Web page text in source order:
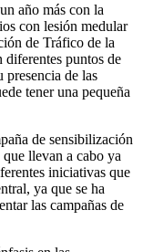
año más con la
con lesión medular
de Tráfico de la
diferentes puntos de
presencia de las
tener una pequeña
de sensibilización
llevan a cabo ya
iniciativas que
ya que se ha
las campañas de